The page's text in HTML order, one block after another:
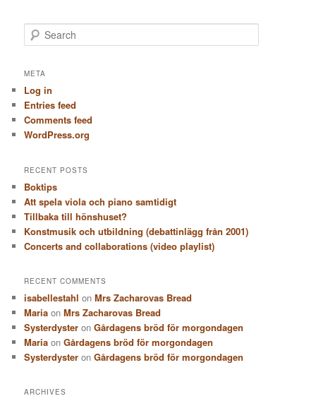
e
r
h
META
Log in
Entries feed
Comments feed
WordPress.org
RECENT POSTS
Boktips
Att spela viola och piano samtidigt
Tillbaka till hönshuset?
Konstmusik och utbildning (debattinlägg från 2001)
Concerts and collaborations (video playlist)
RECENT COMMENTS
isabellestahl onMrs Zacharovas Bread
Maria onMrs Zacharovas Bread
Systerdyster onGårdagens bröd för morgondagen
Maria onGårdagens bröd för morgondagen
Systerdyster onGårdagens bröd för morgondagen
ARCHIVES